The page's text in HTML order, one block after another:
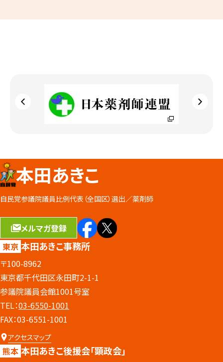
本田あきこ
自民党参議院議員比例代表（全国区）選出／薬剤師
メルマガ登録
東京 本田あきこ事務所
〒100-8962
東京都千代田区永田町2-1-1
参議院議員会館1001号室
TEL：03-6550-1001
FAX：03-6551-1001
アクセスマップ
熊本 本田あきこ後援会「顕政会」